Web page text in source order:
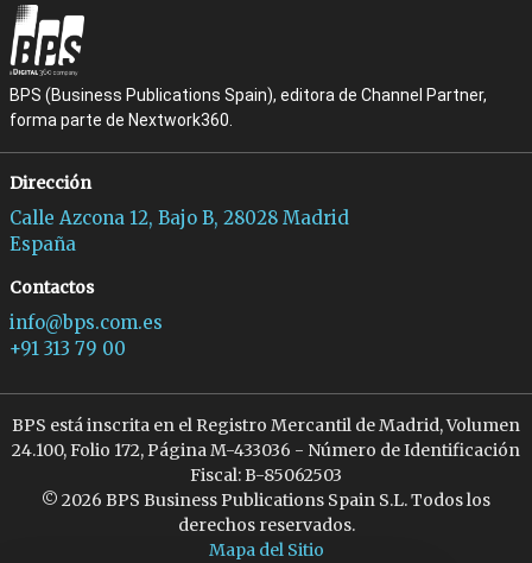
BPS (Business Publications Spain), editora de Channel Partner,
forma parte de Nextwork360.
Dirección
Calle Azcona 12, Bajo B, 28028 Madrid
España
Contactos
info@bps.com.es
+91 313 79 00
BPS está inscrita en el Registro Mercantil de Madrid, Volumen
24.100, Folio 172, Página M-433036 - Número de Identificación
Fiscal: B-85062503
© 2026 BPS Business Publications Spain S.L. Todos los
derechos reservados.
Mapa del Sitio